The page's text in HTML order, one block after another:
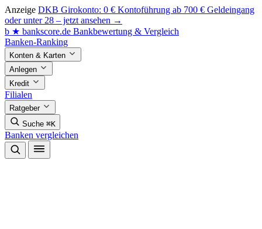
Anzeige DKB Girokonto: 0 € Kontoführung ab 700 € Geldeingang
oder unter 28 – jetzt ansehen →
b ★ bankscore.de Bankbewertung & Vergleich
Banken-Ranking
Konten & Karten
Anlegen
Kredit
Filialen
Ratgeber
Suche ⌘K
Banken vergleichen